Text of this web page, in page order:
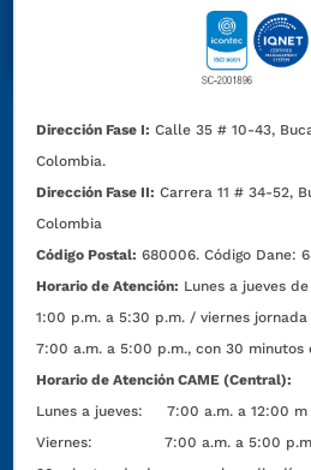
Dirección Fase I: Calle 35 # 10-43,
Colombia.
Dirección Fase II: Carrera 11 # 34-52,
Colombia
Código Postal: 680006. Código Dane:
Horario de Atención: Lunes a jueves
1:00 p.m. a 5:30 p.m. / viernes
7:00 a.m. a 5:00 p.m., con 30 minutos
Horario de Atención CAME (Central):
Lunes a jueves: 7:00 a.m. a 12:00 m
Viernes: 7:00 a.m. a 5:00 p.m.